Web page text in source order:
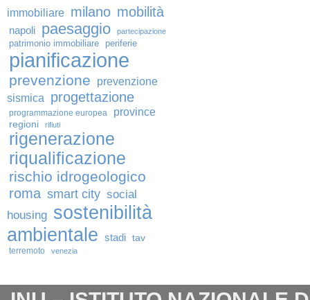
immobiliare milano mobilità
napoli paesaggio partecipazione
patrimonio immobiliare periferie
pianificazione
prevenzione
prevenzione
sismica
progettazione
programmazione europea province
regioni rifiuti
rigenerazione
riqualificazione
rischio idrogeologico
roma smart city social
housing sostenibilità
ambientale stadi tav
terremoto venezia